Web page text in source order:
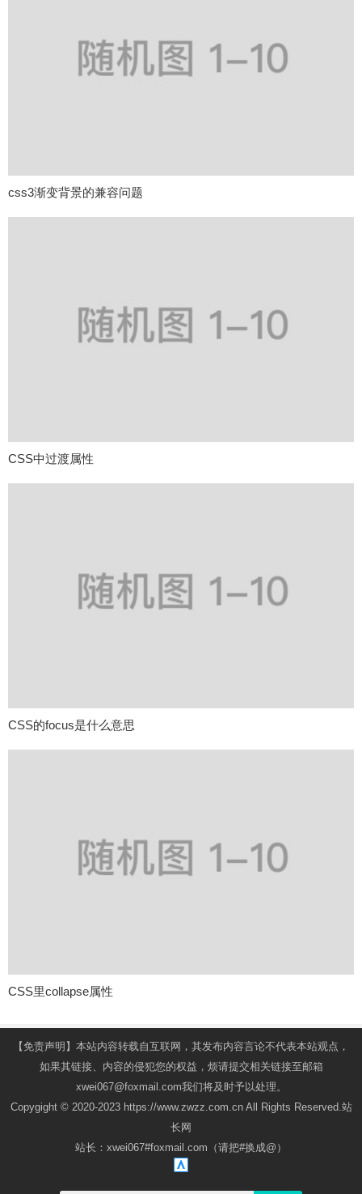
css3渐变背景的兼容问题
CSS中过渡属性
CSS的focus是什么意思
CSS里collapse属性
【免责声明】本站内容转载自互联网，其发布内容言论不代表本站观点，
如果其链接、内容的侵犯您的权益，烦请提交相关链接至邮箱
xwei067@foxmail.com我们将及时予以处理。
Copygight © 2020-2023 https://www.zwzz.com.cn All Rights Reserved.站
长网
站长：xwei067#foxmail.com（请把#换成@）